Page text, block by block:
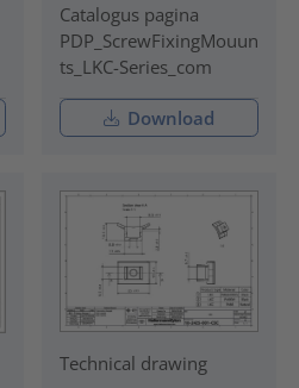
Catalogus pagina
PDP_ScrewFixingMouun
ts_LKC-Series_com
Download
Technical drawing